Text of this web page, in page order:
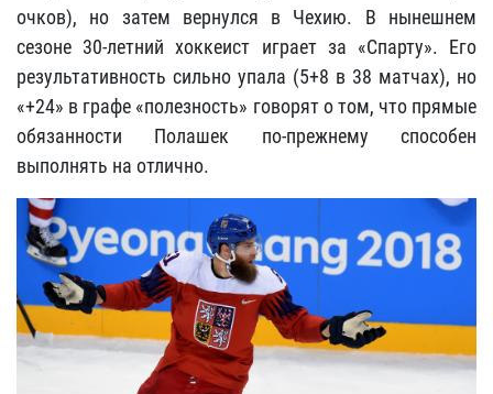
очков), но затем вернулся в Чехию. В нынешнем
сезоне 30-летний хоккеист играет за «Спарту». Его
результативность сильно упала (5+8 в 38 матчах), но
«+24» в графе «полезность» говорят о том, что прямые
обязанности Полашек по-прежнему способен
выполнять на отлично.